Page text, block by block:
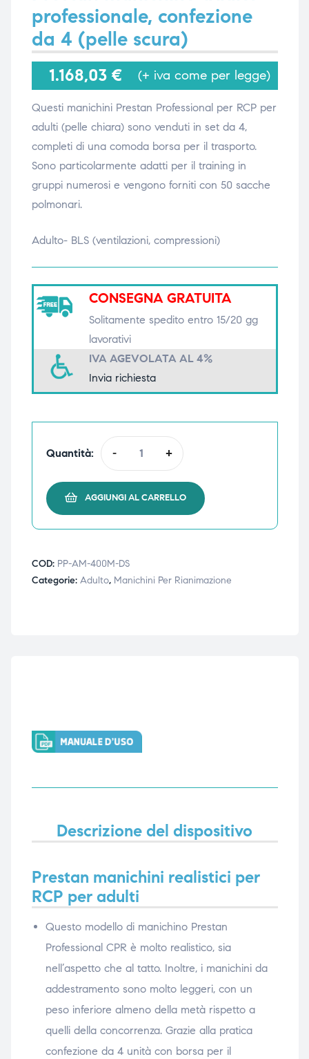
professionale, confezione
da 4 (pelle scura)
1.168,03 € (+ iva come per legge)
Questi manichini Prestan Professional per RCP per
adulti (pelle chiara) sono venduti in set da 4,
completi di una comoda borsa per il trasporto.
Sono particolarmente adatti per il trainingin
gruppi numerosi e vengono forniti con 50 sacche
polmonari.
Adulto- BLS (ventilazioni, compressioni)
CONSEGNA GRATUITA
Solitamente spedito entro 15/20 gg
lavorativi
IVA AGEVOLATA AL 4%
Invia richiesta
Quantità: - +
AGGIUNGI AL CARRELLO
COD: PP-AM-400M-DS
Categorie: Adulto, Manichini Per Rianimazione
Descrizione del dispositivo
Prestan manichini realistici per
RCP per adulti
Questo modello di manichino Prestan
Professional CPR è molto realistico, sia
nell’aspetto che al tatto. Inoltre, i manichini da
addestramento sono molto leggeri, con un
peso inferiore almeno della metà rispetto a
quelli della concorrenza. Grazie alla pratica
confezione da 4 unità con borsa per il